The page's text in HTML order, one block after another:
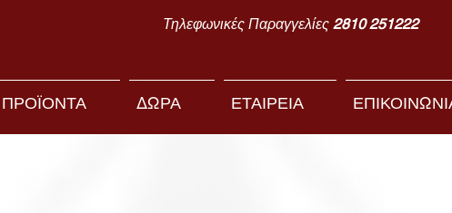
Τηλεφωνικές Παραγγελίες 2810 251222
ΠΡΟΪΟΝΤΑ ΔΩΡΑ ΕΤΑΙΡΕΙΑ